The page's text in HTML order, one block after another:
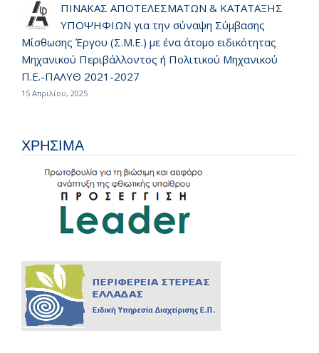
ΠΙΝΑΚΑΣ ΑΠΟΤΕΛΕΣΜΑΤΩΝ & ΚΑΤΑΤΑΞΗΣ
ΥΠΟΨΗΦΙΩΝ για την σύναψη Σύμβασης
Μίσθωσης Έργου (Σ.Μ.Ε.) με ένα άτομο ειδικότητας
Μηχανικού Περιβάλλοντος ή Πολιτικού Μηχανικού
Π.Ε.-ΠΑΛΥΘ 2021-2027
15 Απριλίου, 2025
ΧΡΗΣΙΜΑ